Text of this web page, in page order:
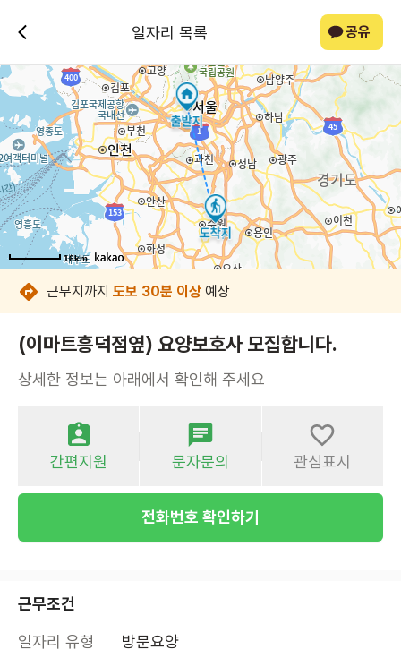
일자리 목록 공유
16km
16km
16km
16km
16km
16km
16km
16km
근무지까지 도보 30분 이상 예상
(이마트흥덕점옆) 요양보호사 모집합니다.
상세한 정보는 아래에서 확인해 주세요
간편지원 문자문의 관심표시
전화번호 확인하기
근무조건
일자리 유형
방문요양